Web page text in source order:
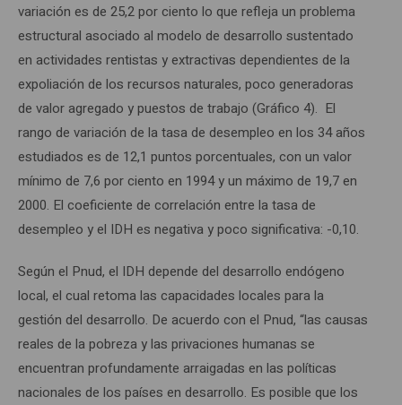
variación es de 25,2 por ciento lo que refleja un problema
estructural asociado al modelo de desarrollo sustentado
en actividades rentistas y extractivas dependientes de la
expoliación de los recursos naturales, poco generadoras
de valor agregado y puestos de trabajo (Gráfico 4). El
rango de variación de la tasa de desempleo en los 34 años
estudiados es de 12,1 puntos porcentuales, con un valor
mínimo de 7,6 por ciento en 1994 y un máximo de 19,7 en
2000. El coeficiente de correlación entre la tasa de
desempleo y el IDH es negativa y poco significativa: -0,10.
Según el Pnud, el IDH depende del desarrollo endógeno
local, el cual retoma las capacidades locales para la
gestión del desarrollo. De acuerdo con el Pnud, “las causas
reales de la pobreza y las privaciones humanas se
encuentran profundamente arraigadas en las políticas
nacionales de los países en desarrollo. Es posible que los